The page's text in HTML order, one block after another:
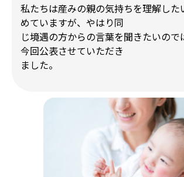
私たちは産みの親の気持ちを理解した
めていますが、やはり同
じ境遇の方からの言葉を聞きたいので
今回公表させていただき
ました。